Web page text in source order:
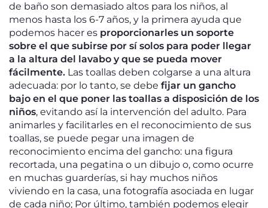
de baño son demasiado altos para los niños, al
menos hasta los 6-7 años, y la primera ayuda que
podemos hacer es proporcionarles un soporte
sobre el que subirse por sí solos para poder llegar
a la altura del lavabo y que se pueda mover
fácilmente. Las toallas deben colgarse a una altura
adecuada: por lo tanto, se debe fijar un gancho
bajo en el que poner las toallas a disposición de los
niños, evitando así la intervención del adulto. Para
animarles y facilitarles en el reconocimiento de sus
toallas, se puede pegar una imagen de
reconocimiento encima del gancho: una figura
recortada, una pegatina o un dibujo o, como ocurre
en muchas guarderías, si hay muchos niños
viviendo en la casa, una fotografía asociada en lugar
de cada niño; Por último, también podemos elegir